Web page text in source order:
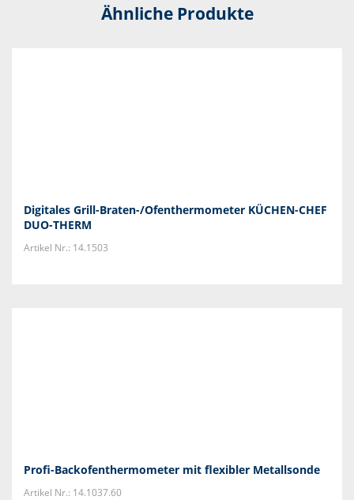
Ähnliche Produkte
Digitales Grill-Braten-/Ofenthermometer KÜCHEN-CHEF
DUO-THERM
Artikel Nr.: 14.1503
Profi-Backofenthermometer mit flexibler Metallsonde
Artikel Nr.: 14.1037.60